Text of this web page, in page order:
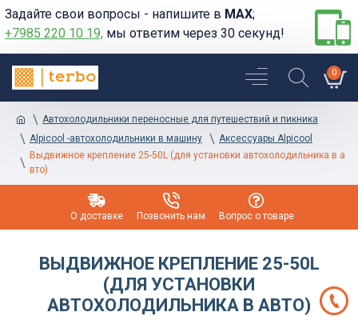
Задайте свои вопросы - напишите в MAX;
+7985 220 10 19, мы ответим через 30 секунд!
0
Автохолодильники переносные для путешествий и пикника
Alpicool -автохолодильники в машину
Аксессуары Alpicool
Выдвижное крепление 25-50L (для установки автохолодильника в а
вто)
О доставке Позвонить нам Вопрос о товаре
ВЫДВИЖНОЕ КРЕПЛЕНИЕ 25-50L
(ДЛЯ УСТАНОВКИ
АВТОХОЛОДИЛЬНИКА В АВТО)